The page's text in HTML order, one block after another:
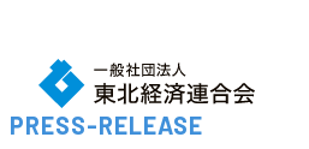
PRESS-RELEASE